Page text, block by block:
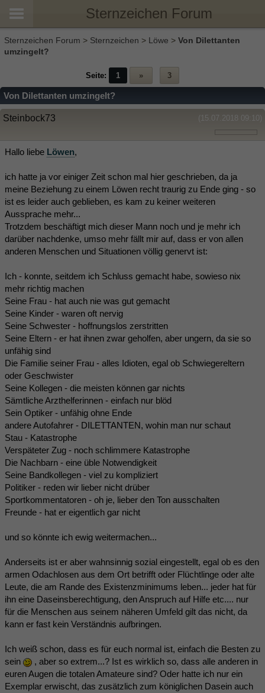
Sternzeichen Forum
Sternzeichen Forum > Sternzeichen > Löwe > Von Dilettanten
umzingelt?
Seite: 1 » 3
Von Dilettanten umzingelt?
(15.07.2018 09:10)
Steinbock73
Hallo liebe Löwen,
ich hatte ja vor einiger Zeit schon mal hier geschrieben, da ja
meine Beziehung zu einem Löwen recht traurig zu Ende ging - so
ist es leider auch geblieben, es kam zu keiner weiteren
Aussprache mehr...
Trotzdem beschäftigt mich dieser Mann noch und je mehr ich
darüber nachdenke, umso mehr fällt mir auf, dass er von allen
anderen Menschen und Situationen völlig genervt ist:
Ich - konnte, seitdem ich Schluss gemacht habe, sowieso nix
mehr richtig machen
Seine Frau - hat auch nie was gut gemacht
Seine Kinder - waren oft nervig
Seine Schwester - hoffnungslos zerstritten
Seine Eltern - er hat ihnen zwar geholfen, aber ungern, da sie so
unfähig sind
Die Familie seiner Frau - alles Idioten, egal ob Schwiegereltern
oder Geschwister
Seine Kollegen - die meisten können gar nichts
Sämtliche Arzthelferinnen - einfach nur blöd
Sein Optiker - unfähig ohne Ende
andere Autofahrer - DILETTANTEN, wohin man nur schaut
Stau - Katastrophe
Verspäteter Zug - noch schlimmere Katastrophe
Die Nachbarn - eine üble Notwendigkeit
Seine Bandkollegen - viel zu kompliziert
Politiker - reden wir lieber nicht drüber
Sportkommentatoren - oh je, lieber den Ton ausschalten
Freunde - hat er eigentlich gar nicht
und so könnte ich ewig weitermachen...
Anderseits ist er aber wahnsinnig sozial eingestellt, egal ob es den
armen Odachlosen aus dem Ort betrifft oder Flüchtlinge oder alte
Leute, die am Rande des Existenzminimums leben... jeder hat für
ihn eine Daseinsberechtigung, den Anspruch auf Hilfe etc.... nur
für die Menschen aus seinem näheren Umfeld gilt das nicht, da
kann er fast kein Verständnis aufbringen.
Ich weiß schon, dass es für euch normal ist, einfach die Besten zu
sein
, aber so extrem...? Ist es wirklich so, dass alle anderen in
euren Augen die totalen Amateure sind? Oder hatte ich nur ein
Exemplar erwischt, das zusätzlich zum königlichen Dasein auch